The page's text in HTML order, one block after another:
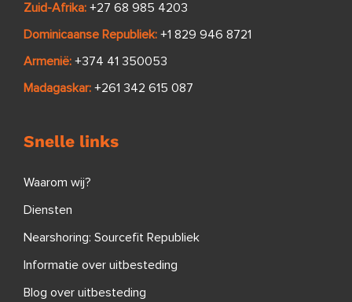
Zuid-Afrika: +27 68 985 4203
Dominicaanse Republiek: +1 829 946 8721
Armenië: +374 41 350053
Madagaskar: +261 342 615 087
Snelle links
Waarom wij?
Diensten
Nearshoring: Sourcefit Republiek
Informatie over uitbesteding
Blog over uitbesteding